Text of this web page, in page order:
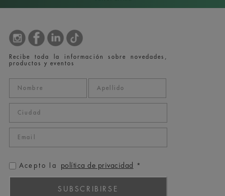
Recibe toda la información sobre novedades,
productos y eventos
Acepto la política de privacidad *
SUBSCRIBIRSE